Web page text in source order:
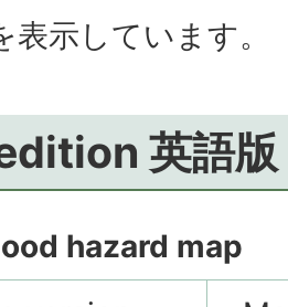
表示しています。
英語版
hazard map